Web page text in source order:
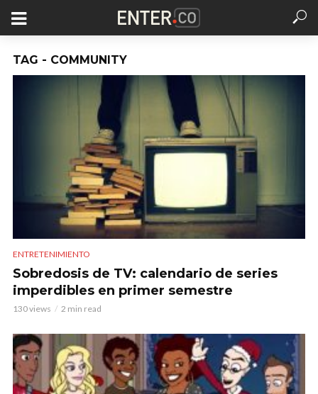
TAG - COMMUNITY
ENTRETENIMIENTO
Sobredosis de TV: calendario de series
imperdibles en primer semestre
130 views 2 min read